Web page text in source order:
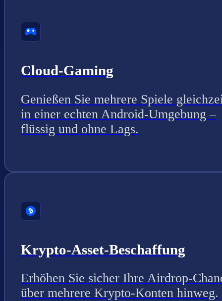
Cloud-Gaming
Genießen Sie mehrere Spiele
in einer echten Android-Umgebung –
flüssig und ohne Lags.
Krypto-Asset-Beschaffung
Erhöhen Sie sicher Ihre Airdrop-
über mehrere Krypto-Konten hinweg.